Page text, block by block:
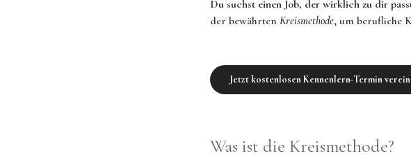
Du suchst einen Job, der wirklich zu dir
der bewährten Kreismethode, um berufliche
Jetzt kostenlosen Kennenlern-Termin
Was ist die Kreismethode?